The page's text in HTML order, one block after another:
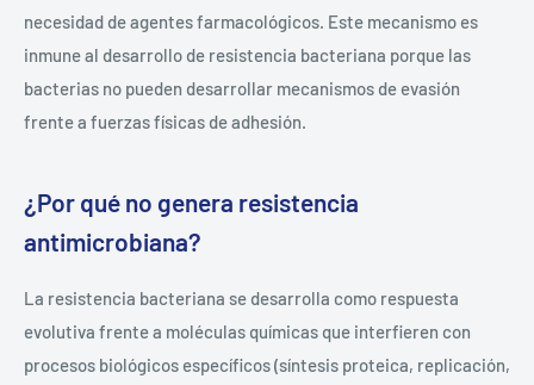
necesidad de agentes farmacológicos. Este mecanismo es
inmune al desarrollo de resistencia bacteriana porque las
bacterias no pueden desarrollar mecanismos de evasión
frente a fuerzas físicas de adhesión.
¿Por qué no genera resistencia
antimicrobiana?
La resistencia bacteriana se desarrolla como respuesta
evolutiva frente a moléculas químicas que interfieren con
procesos biológicos específicos (síntesis proteica, replicación,